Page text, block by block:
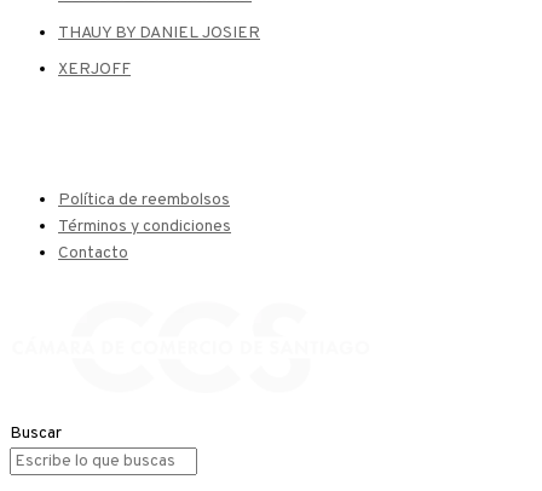
THAUY BY DANIEL JOSIER
XERJOFF
Política de reembolsos
Términos y condiciones
Contacto
Buscar